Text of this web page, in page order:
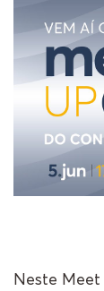
Neste Meet